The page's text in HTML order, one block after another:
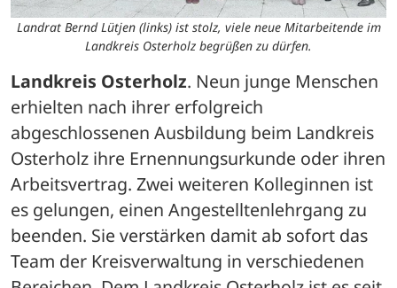
Landrat Bernd Lütjen (links) ist stolz, viele neue Mitarbeitende im
Landkreis Osterholz begrüßen zu dürfen.
Landkreis Osterholz. Neun junge Menschen
erhielten nach ihrer erfolgreich
abgeschlossenen Ausbildung beim Landkreis
Osterholz ihre Ernennungsurkunde oder ihren
Arbeitsvertrag. Zwei weiteren Kolleginnen ist
es gelungen, einen Angestelltenlehrgang zu
beenden. Sie verstärken damit ab sofort das
Team der Kreisverwaltung in verschiedenen